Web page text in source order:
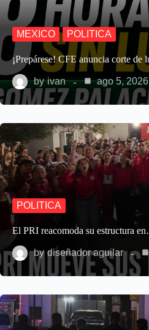
MEXICO POLITICA
¡Prepárese! CFE anuncia corte
by ivan ago 5, 2026
POLITICA
El PRI reacomoda su estructura
by diseñador aguilar